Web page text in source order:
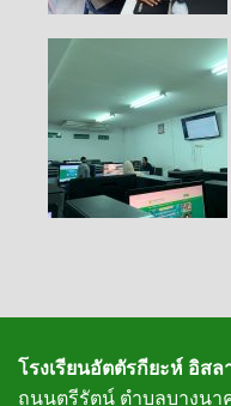
โรงเรียนอัตตัรกียะห์ อิสล
ถนนตรีรัตน์ ตำบลบางนา